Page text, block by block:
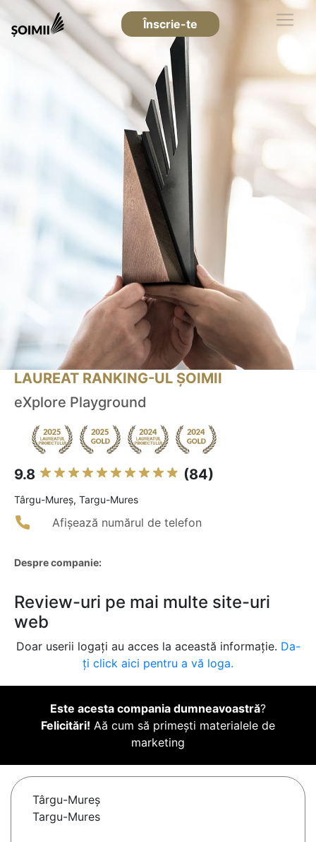
Înscrie-te
LAUREAT RANKING-UL ȘOIMII
eXplore Playground
9.8 (84)
Târgu-Mureş, Targu-Mures
Afișează numărul de telefon
Despre companie:
Review-uri pe mai multe site-uri
web
Doar userii logați au acces la această informație. Da-
ți click aici pentru a vă loga.
Este acesta compania dumneavoastră?
Felicitări! Aă cum să primești materialele de
marketing
Târgu-Mureş
Targu-Mures